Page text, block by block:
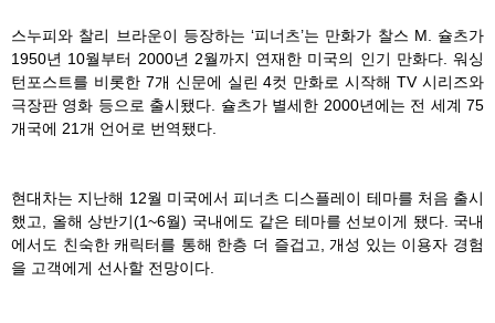
스누피와 찰리 브라운이 등장하는 ‘피너츠’는 만화가 찰스 M. 슐츠가
1950년 10월부터 2000년 2월까지 연재한 미국의 인기 만화다. 워싱
턴포스트를 비롯한 7개 신문에 실린 4컷 만화로 시작해 TV 시리즈와
극장판 영화 등으로 출시됐다. 슐츠가 별세한 2000년에는 전 세계 75
개국에 21개 언어로 번역됐다.
현대차는 지난해 12월 미국에서 피너츠 디스플레이 테마를 처음 출시
했고, 올해 상반기(1~6월) 국내에도 같은 테마를 선보이게 됐다. 국내
에서도 친숙한 캐릭터를 통해 한층 더 즐겁고, 개성 있는 이용자 경험
을 고객에게 선사할 전망이다.